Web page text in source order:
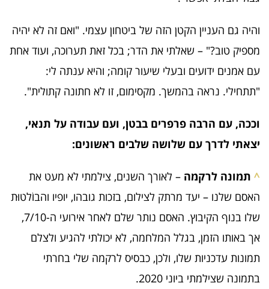
והיה גם העניין הקטן הזה של ביטחון עצמי. "ואם זה לא יהיה
מספיק טוב?" – שאלתי את הדר; בכל זאת תערוכה, ועוד אחת
עם אמנים ידועים ובעלי שיעור קומה; והיא ענתה לי:
"תתחילי. נראה בהמשך. מקסימום, זו לא חתונה קתולית".
וככה, עם הרבה פרפרים בבטן, ועם עבודה על תנאי,
יצאתי לדרך עם שלושה שלבים ראשונים:
^ תמונה לרקמה – לאורך השנים, צילמתי לא מעט את
האסם שלנו – יעד מרתק לצילום, בזכות גובהו, יופיו והבוֹלטוּת
שלו בנוף הקיבוץ. האסם נותר שלם לאחר אירועי ה-7/10,
אך באותו הזמן, בגלל המלחמה, לא יכולתי להגיע ולצלם
תמונות עדכניות שלו, ולכן, כבסיס לרקמה שלי בחרתי
בתמונה שצילמתי ביוני 2020.